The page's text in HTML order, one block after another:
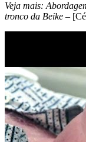
Veja mais:
tronco da Beike –